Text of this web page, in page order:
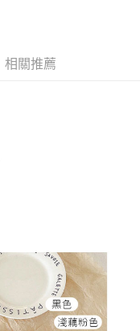
查看運費
查看運費
相關推薦